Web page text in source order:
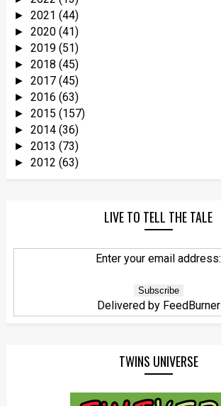
► 2021 (44)
► 2020 (41)
► 2019 (51)
► 2018 (45)
► 2017 (45)
► 2016 (63)
► 2015 (157)
► 2014 (36)
► 2013 (73)
► 2012 (63)
LIVE TO TELL THE TALE
Enter your email address:
Delivered by FeedBurner
TWINS UNIVERSE